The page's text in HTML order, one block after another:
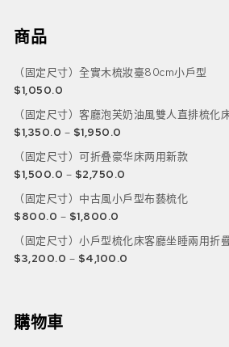
商品
（固定尺寸）全實木梳妝臺80cm小戶型
$1,050.0
（固定尺寸）客廳泡芙奶油風雙人直排梳化
$1,350.0 – $1,950.0
（固定尺寸）可折叠豪华床两用新款
$1,500.0 – $2,750.0
（固定尺寸）中古風小戶型布藝梳化
$800.0 – $1,800.0
（固定尺寸）小戶型梳化床客廳坐睡兩用折
$3,200.0 – $4,100.0
購物車